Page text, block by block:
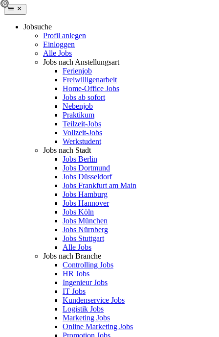
Jobsuche
Profil anlegen
Einloggen
Alle Jobs
Jobs nach Anstellungsart
Ferienjob
Freiwilligenarbeit
Home-Office Jobs
Jobs ab sofort
Nebenjob
Praktikum
Teilzeit-Jobs
Vollzeit-Jobs
Werkstudent
Jobs nach Stadt
Jobs Berlin
Jobs Dortmund
Jobs Düsseldorf
Jobs Frankfurt am Main
Jobs Hamburg
Jobs Hannover
Jobs Köln
Jobs München
Jobs Nürnberg
Jobs Stuttgart
Alle Jobs
Jobs nach Branche
Controlling Jobs
HR Jobs
Ingenieur Jobs
IT Jobs
Kundenservice Jobs
Logistik Jobs
Marketing Jobs
Online Marketing Jobs
Promotion Jobs